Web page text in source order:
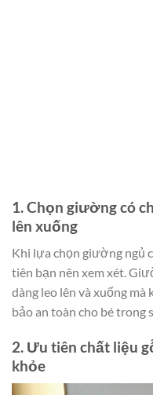
1. Chọn giường có
lên xuống
Khi lựa chọn giường ngủ
tiên bạn nên xem xét.
dàng leo lên và xuống
bảo an toàn cho bé trong
2. Ưu tiên chất liệu
khỏe